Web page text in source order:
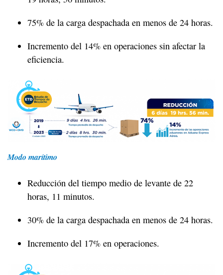
75% de la carga despachada en menos de 24 horas.
Incremento del 14% en operaciones sin afectar la
eficiencia.
Modo marítimo
Reducción del tiempo medio de levante de 22
horas, 11 minutos.
30% de la carga despachada en menos de 24 horas.
Incremento del 17% en operaciones.